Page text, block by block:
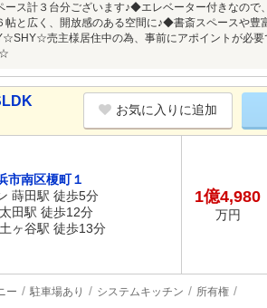
ース計３台分ございます♪◆エレベーター付きなので
と広く、開放感のある空間に♪◆書斎スペースや
売主様居住中の為、事前にアポイントが必要
お気に入りに追加
市南区榎町１
蒔田駅 徒歩5分
田駅 徒歩12分
ヶ谷駅 徒歩13分
1億4,980
万円
ー 駐車場あり システムキッチン 所有権